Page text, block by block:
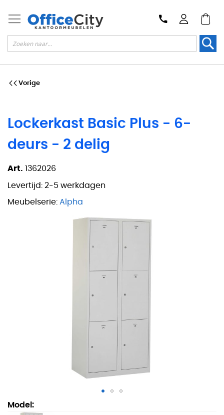
Lockerkast Basic Plus - 6-
deurs - 2 delig
Art. 1362026
Levertijd: 2-5 werkdagen
Meubelserie: Alpha
Lockerkast Basic Plus - 6-deurs - 2 delig
Model:
Vorige